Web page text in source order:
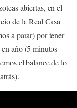
abiertas, en el
de la Real Casa
a parar) por tener
año (5 minutos
el balance de lo